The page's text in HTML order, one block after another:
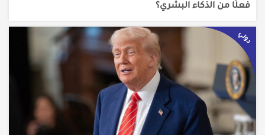
فعلًا من الذكاء البشري؟
دولي